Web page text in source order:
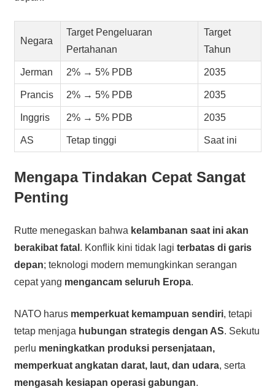
Negara
Target Pengeluaran
Pertahanan
Target
Tahun
Jerman 2% → 5% PDB 2035
Prancis 2% → 5% PDB 2035
Inggris 2% → 5% PDB 2035
AS Tetap tinggi Saat ini
Mengapa Tindakan Cepat Sangat
Penting
Rutte menegaskan bahwa kelambanan saat ini akan
berakibat fatal . Konflik kini tidak lagi terbatas di garis
depan; teknologi modern memungkinkan serangan
cepat yang mengancam seluruh Eropa.
NATO harus memperkuat kemampuan sendiri, tetapi
tetap menjaga hubungan strategis dengan AS. Sekutu
perlu meningkatkan produksi persenjataan,
memperkuat angkatan darat, laut, dan udara, serta
mengasah kesiapan operasi gabungan.